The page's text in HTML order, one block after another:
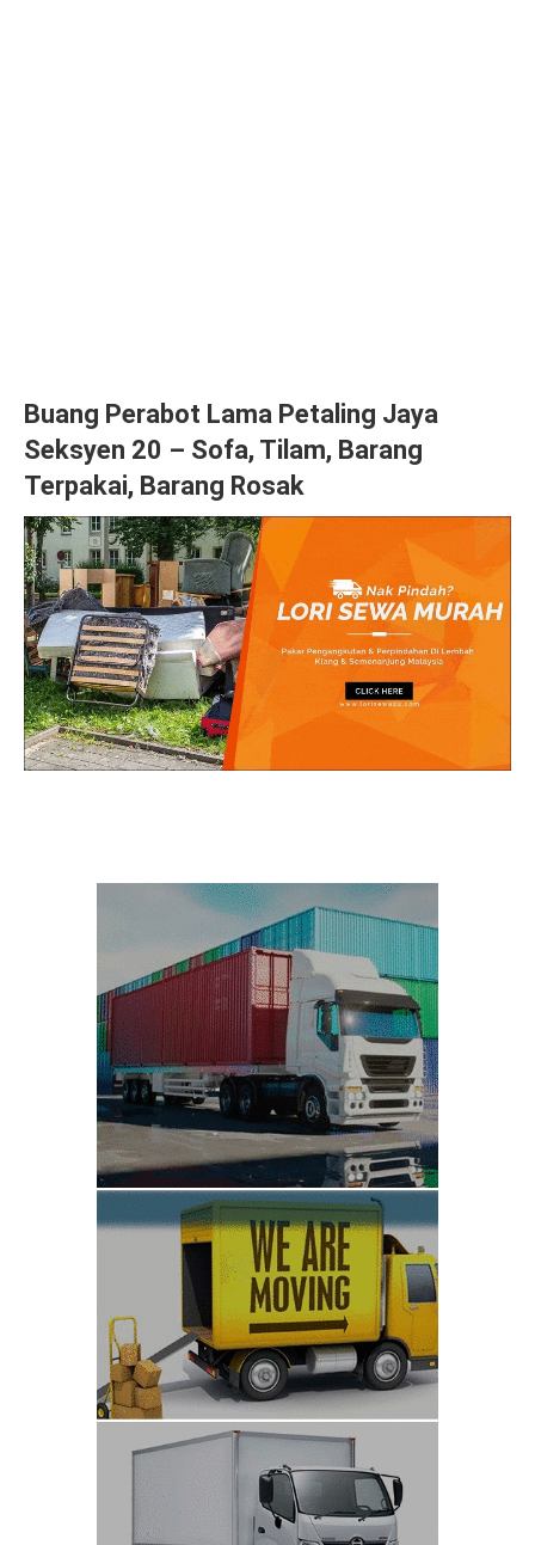
Buang Perabot Lama Petaling Jaya
Seksyen 20 – Sofa, Tilam, Barang
Terpakai, Barang Rosak